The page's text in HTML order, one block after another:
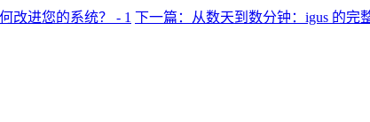
改进您的系统？ - 1 下一篇：从数天到数分钟：igus 的完